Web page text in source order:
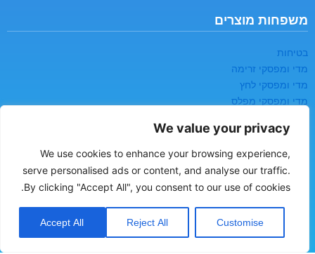
We value your privacy
We use cookies to enhance your browsing experience,
serve personalised ads or content, and analyse our traffic.
By clicking "Accept All", you consent to our use of cookies.
Customise
Reject All
Accept All
משפחות מוצרים
בטיחות
מדי ומפסקי זרימה
מדי ומפסקי לחץ
מדי ומפסקי מפלס
רשמים ואוגרי נתונים
יצירת קשר